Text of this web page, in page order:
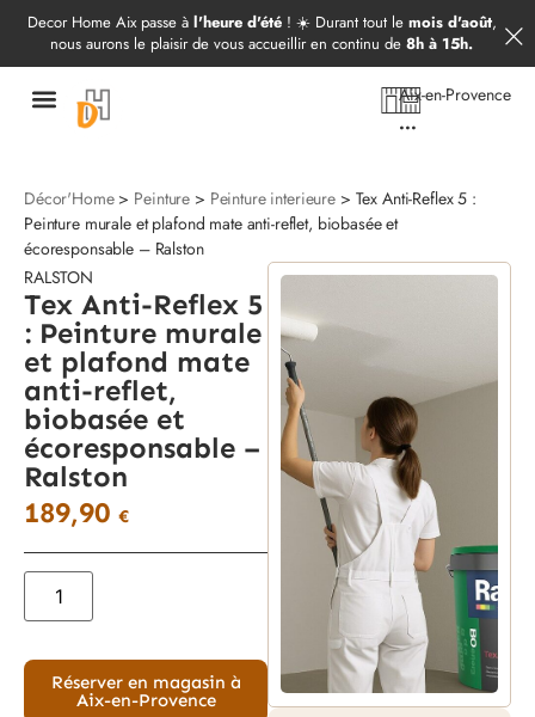
Decor Home Aix passe à l'heure d'été ! ☀️ Durant tout le mois d'août,
nous aurons le plaisir de vous accueillir en continu de 8h à 15h.
Aix-en-Provence
...
Décor'Home> Peinture > Peinture interieure > Tex Anti-Reflex 5 :
Peinture murale et plafond mate anti-reflet, biobasée et
écoresponsable – Ralston
RALSTON
Tex Anti-Reflex 5
: Peinture murale
et plafond mate
anti-reflet,
biobasée et
écoresponsable –
Ralston
189,90 €
Réserver en magasin à
Aix-en-Provence